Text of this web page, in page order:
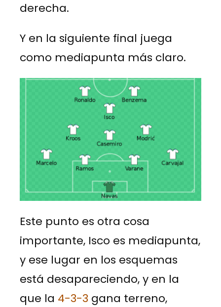
derecha.
Y en la siguiente final juega
como mediapunta más claro.
Este punto es otra cosa
importante, Isco es mediapunta,
y ese lugar en los esquemas
está desapareciendo, y en la
que la 4-3-3 gana terreno,